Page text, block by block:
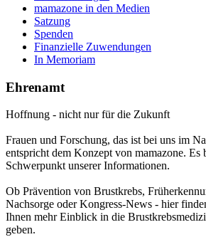
mamazone in den Medien
Satzung
Spenden
Finanzielle Zuwendungen
In Memoriam
Ehrenamt
Hoffnung - nicht nur für die Zukunft
Frauen und Forschung, das ist bei uns im
entspricht dem Konzept von mamazone. Es
Schwerpunkt unserer Informationen.
Ob Prävention von Brustkrebs,
Nachsorge oder Kongress-News - hier
Ihnen mehr Einblick in die
geben.